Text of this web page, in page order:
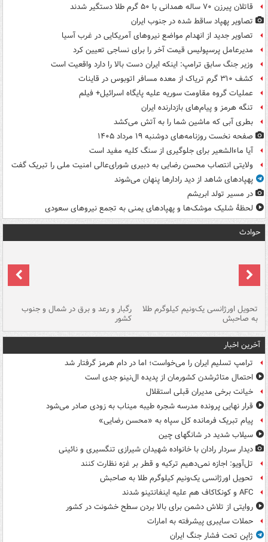
قاتلان پیرزن ۷۰ ساله همدانی با ۵۰ گرم طلا دستگیر شدند
تصاویر پهپاد ساقط شده در جنوب ایران
تصاویر جدید از انهدام مواضع نیروهای آمریکایی در غرب آسیا
مدیرعامل پرسپولیس قیمت آخر را برای نساجی تعیین کرد
وزیر جنگ سابق ترامپ: اینکه ایران دست بالا را دارد واقعیت است
کشف ۳۱۰ گرم تریاک از معده مسافر اتوبوس در قاینات
عملیات گروه مقاومت سوریه علیه پایگاه اسرائیل+ فیلم
تنگه هرمز و پیام‌های بازدارنده ایران
بطری آبی که ماشین شما را به آتش می‌کشد
صفحه نخست روزنامه‌های دوشنبه ۱۹ مرداد ۱۴۰۵
آیا ماءالشعیر برای جلوگیری از سنگ کلیه مفید است
ولایتی انتصاب محسن رضایی به دبیری شورای‌عالی امنیت ملی را تبریک گفت
پهپادهای شاهد از دید رادارها پنهان می‌شوند
در مسیر تولد ابریشم
لحظۀ شلیک موشک‌ها و پهپادهای یمنی به تجمع نیروهای سعودی
حوادث
تحویل اورژانسی یک‌ونیم کیلوگرم طلا
به صاحبش
رگبار و رعد و برق در شمال و جنوب
کشور
آخرین اخبار
ترامپ تسلیم ایران را می‌خواست؛ اما در دام هرمز گرفتار شد
احتمال متاثرشدن کشورمان از پدیده ال‌نینو جدی است
خیانت برخی مدیران قبلی استقلال
قرار نهایی پرونده مدرسه شجره طیبه میناب به زودی صادر می‌شود
پیام تبریک فرمانده کل سپاه به «محسن رضایی»
سیلاب شدید در شانگهای چین
دیدار سردار رادان با خانواده‌ شهیدان شیرازی تنگسیری و نائینی
تل‌آویو: اجازه نمی‌دهیم ترکیه و قطر بر غزه نظارت کنند
تحویل اورژانسی یک‌ونیم کیلوگرم طلا به صاحبش
AFC و کونکاکاف هم علیه اینفانتینو شدند
روایتی از تلاش دشمن برای بالا بردن سطح خشونت در کشور
حملات سایبری پیشرفته به امارات
ژاپن تحت فشار جنگ ایران